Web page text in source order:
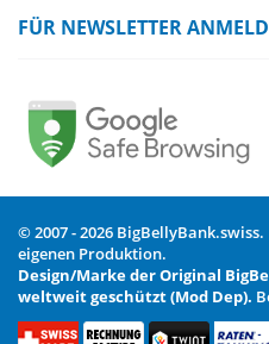
FÜR NEWSLETTER
© 2007 - 2026
eigenen Produktion.
Design/Marke der Original
weltweit geschützt (Mod Dep).